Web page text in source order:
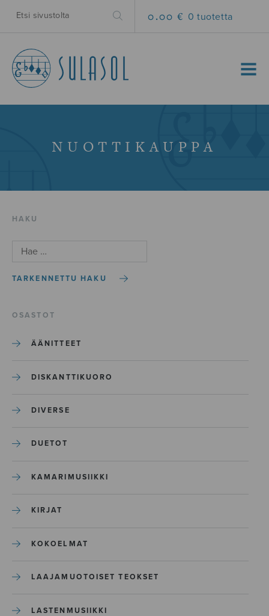
0.00 € 0 tuotetta
MENU
NUOTTIKAUPPA
HAKU
TARKENNETTU HAKU
OSASTOT
ÄÄNITTEET
DISKANTTIKUORO
DIVERSE
DUETOT
KAMARIMUSIIKKI
KIRJAT
KOKOELMAT
LAAJAMUOTOISET TEOKSET
LASTENMUSIIKKI